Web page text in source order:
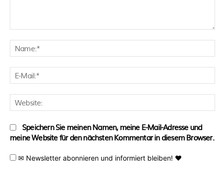
Speichern Sie meinen Namen, meine E-Mail-Adresse und
meine Website für den nächsten Kommentar in diesem Browser.
✉ Newsletter abonnieren und informiert bleiben! ♥